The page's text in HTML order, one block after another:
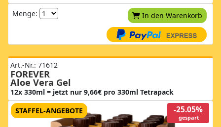
Menge: In den Warenkorb
Art.-Nr.: 71612
FOREVER
Aloe Vera Gel
12x 330ml = jetzt nur 9,66€ pro 330ml Tetrapack
-25.05%
gespart
STAFFEL-ANGEBOTE